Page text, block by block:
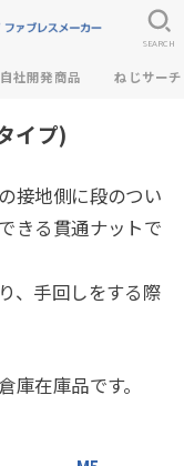
自社開発商品 ねじサーチ
SEARCH
イプ)
接地側に段のつい
きる貫通ナットで
、手回しをする際
在庫品です。